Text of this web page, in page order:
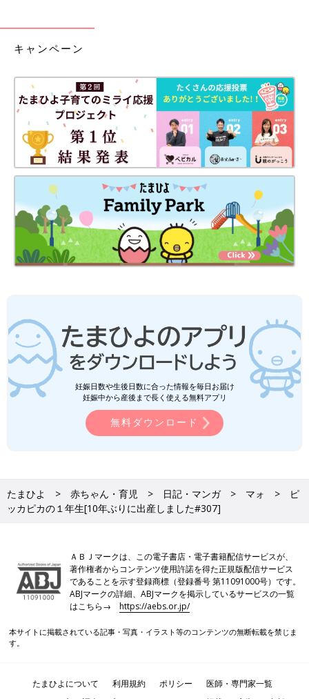
～」なんて言いながらニコニコで帰ってきましたよ♪
こう、たのしかった～」の一言だけで救われました(涙)。
学校でしたことや習ったこと、新しいクラスメイトの名前（まだ
お友だちではないらしい笑）、幼稚園とは違う学校での決まりご
となど、学んだことを毎日たくさんお話ししてくれるので、とて
も楽しいです。
小学校に入学して大丈夫かななんて心配していたけれど、親が思
う以上に子どもは成長しているんですねぇ。
次回もお楽しみに～！
・[10年ぶりに出産しました]記事一覧
・たまひよONLINEの育児マンガ一覧はこちら
静岡の田舎町在住。
妹を溺愛する専門学生の長女、ゲームばかりしている高校生の長
●Twitter／@maoppachi
●webサイト／maoppachi
入学準備はお早めに
[10年ぶりに出産しま
した#306]
一覧
小学生になって[10年ぶ
りに出産しました
#308]
キャンペーン
妊娠日数や生後日数に合った情報を毎日お届け
妊娠中から産後まで長く使える無料アプリ
無料ダウンロード
たまひよ 赤ちゃん・育児 日記・マンガ マォ
ピ
ッカピカの１年生[10年ぶりに出産しました#307]
ＡＢＪマークは、この電子書店・電子書籍配信サービスが、
著作権者からコンテンツ使用許諾を得た正規版配信サービス
であることを示す登録商標（登録番号 第11091000号）です。
ABJマークの詳細、ABJマークを掲示しているサービスの一覧
はこちら→https://aebs.or.jp/
本サイトに掲載されている記事・写真・イラスト等のコンテンツの無断転載を禁じま
す。
たまひよについて 利用規約 ポリシー
医師・専門家一覧